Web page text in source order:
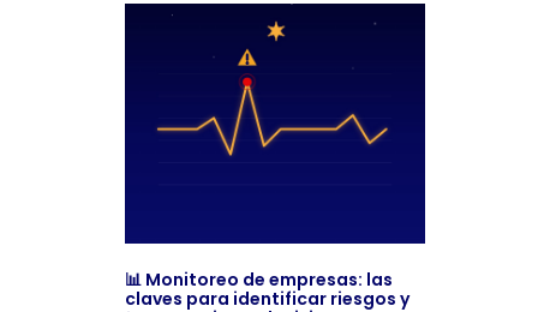
📊 Monitoreo de empresas: las
claves para identificar riesgos y